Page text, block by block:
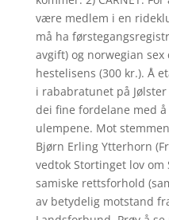
være medlem i en
må ha
avgift) og norwegian
hestelisens (300 kr.). Å
i rababratunet på
dei fine fordelane med
ulempene. Mot
Bjørn Erling Ytterhorn
vedtok Stortinget lov om
samiske rettsforhold
av betydelig motstand